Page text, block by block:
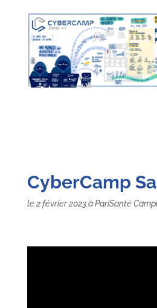
CyberCamp
le 2 février 2023 à PariSanté